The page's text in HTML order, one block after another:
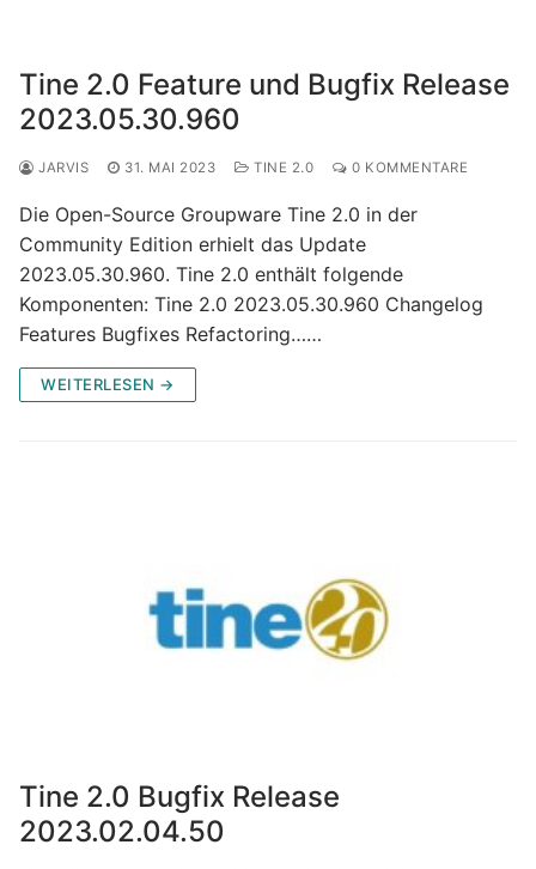
Tine 2.0 Feature und Bugfix Release
2023.05.30.960
JARVIS 31. MAI 2023 TINE 2.0 0 KOMMENTARE
Die Open-Source Groupware Tine 2.0 in der
Community Edition erhielt das Update
2023.05.30.960. Tine 2.0 enthält folgende
Komponenten: Tine 2.0 2023.05.30.960 Changelog
Features Bugfixes Refactoring……
WEITERLESEN →
Tine 2.0 Bugfix Release
2023.02.04.50